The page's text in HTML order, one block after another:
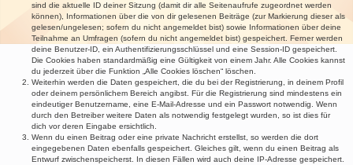
sind die aktuelle ID deiner Sitzung (damit dir alle Seitenaufrufe zugeordnet werden
können), Informationen über die von dir gelesenen Beiträge (zur Markierung dieser als
gelesen/ungelesen; sofern du nicht angemeldet bist) sowie Informationen über deine
Teilnahme an Umfragen (sofern du nicht angemeldet bist) gespeichert. Ferner werden
deine Benutzer-ID, ein Authentifizierungsschlüssel und eine Session-ID gespeichert.
Die Cookies haben standardmäßig eine Gültigkeit von einem Jahr. Alle Cookies kannst
du jederzeit über die Funktion „Alle Cookies löschen“ löschen.
Weiterhin werden die Daten gespeichert, die du bei der Registrierung, in deinem Profil
oder deinem persönlichem Bereich angibst. Für die Registrierung sind mindestens ein
eindeutiger Benutzername, eine E-Mail-Adresse und ein Passwort notwendig. Wenn
durch den Betreiber weitere Daten als notwendig festgelegt wurden, so ist dies für
dich vor deren Eingabe ersichtlich.
Wenn du einen Beitrag oder eine private Nachricht erstellst, so werden die dort
eingegebenen Daten ebenfalls gespeichert. Gleiches gilt, wenn du einen Beitrag als
Entwurf zwischenspeicherst. In diesen Fällen wird auch deine IP-Adresse gespeichert.